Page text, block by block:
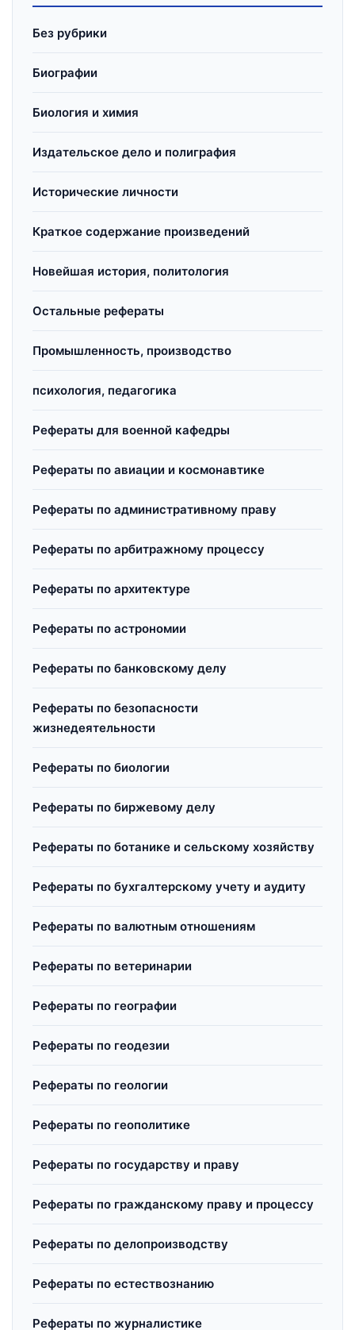
Без рубрики
Биографии
Биология и химия
Издательское дело и полиграфия
Исторические личности
Краткое содержание произведений
Новейшая история, политология
Остальные рефераты
Промышленность, производство
психология, педагогика
Рефераты для военной кафедры
Рефераты по авиации и космонавтике
Рефераты по административному праву
Рефераты по арбитражному процессу
Рефераты по архитектуре
Рефераты по астрономии
Рефераты по банковскому делу
Рефераты по безопасности
жизнедеятельности
Рефераты по биологии
Рефераты по биржевому делу
Рефераты по ботанике и сельскому хозяйству
Рефераты по бухгалтерскому учету и аудиту
Рефераты по валютным отношениям
Рефераты по ветеринарии
Рефераты по географии
Рефераты по геодезии
Рефераты по геологии
Рефераты по геополитике
Рефераты по государству и праву
Рефераты по гражданскому праву и процессу
Рефераты по делопроизводству
Рефераты по естествознанию
Рефераты по журналистике